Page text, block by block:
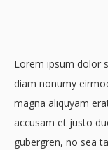
Lorem ipsum dolor
diam nonumy
magna aliquyam
accusam et justo
gubergren, no sea